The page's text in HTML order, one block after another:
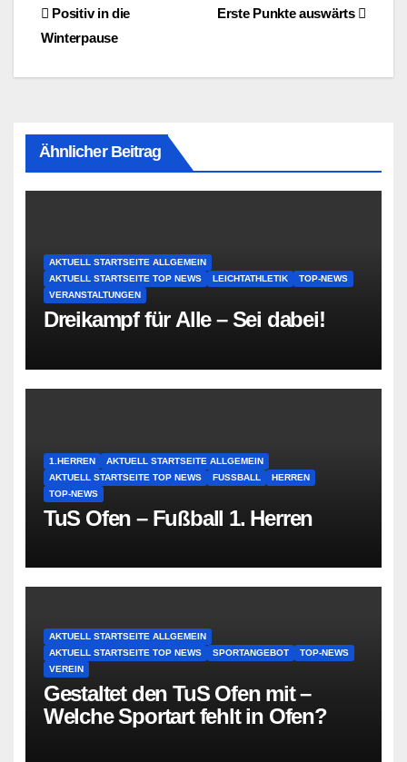
BeitragsnavigationErste Punkte auswärts
Positiv in die
Winterpause
Ähnlicher Beitrag
AKTUELL STARTSEITE ALLGEMEIN
AKTUELL STARTSEITE TOP NEWS
LEICHTATHLETIK
TOP-NEWS
VERANSTALTUNGEN
Dreikampf für Alle – Sei dabei!
1.HERREN
AKTUELL STARTSEITE ALLGEMEIN
AKTUELL STARTSEITE TOP NEWS
FUSSBALL
HERREN
TOP-NEWS
TuS Ofen – Fußball 1. Herren
AKTUELL STARTSEITE ALLGEMEIN
AKTUELL STARTSEITE TOP NEWS
SPORTANGEBOT
TOP-NEWS
VEREIN
Gestaltet den TuS Ofen mit –
Welche Sportart fehlt in Ofen?